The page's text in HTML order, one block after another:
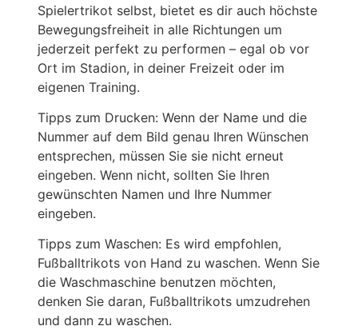
Spielertrikot selbst, bietet es dir auch höchste
Bewegungsfreiheit in alle Richtungen um
jederzeit perfekt zu performen – egal ob vor
Ort im Stadion, in deiner Freizeit oder im
eigenen Training.
Tipps zum Drucken: Wenn der Name und die
Nummer auf dem Bild genau Ihren Wünschen
entsprechen, müssen Sie sie nicht erneut
eingeben. Wenn nicht, sollten Sie Ihren
gewünschten Namen und Ihre Nummer
eingeben.
Tipps zum Waschen: Es wird empfohlen,
Fußballtrikots von Hand zu waschen. Wenn Sie
die Waschmaschine benutzen möchten,
denken Sie daran, Fußballtrikots umzudrehen
und dann zu waschen.